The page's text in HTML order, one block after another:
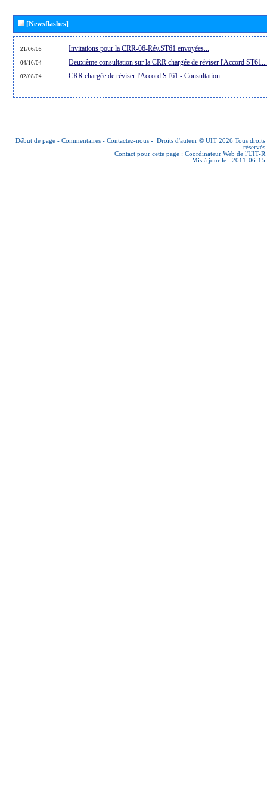
[Newsflashes]
21/06/05 Invitations pour la CRR-06-Rév.ST61 envoyées...
04/10/04 Deuxième consultation sur la CRR chargée de réviser l'Accord ST61...
02/08/04 CRR chargée de réviser l'Accord ST61 - Consultation
Début de page - Commentaires - Contactez-nous - Droits d'auteur © UIT 2026 Tous droits
réservés
Contact pour cette page : Coordinateur Web de l'UIT-R
Mis à jour le : 2011-06-15